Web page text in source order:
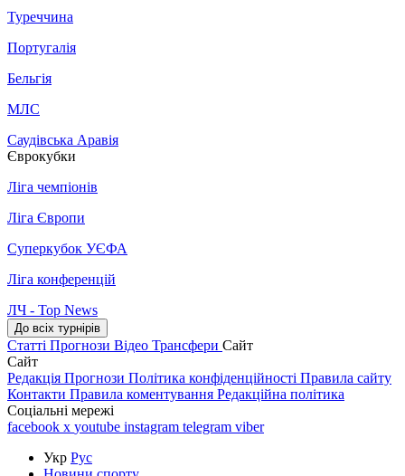
Туреччина
Португалія
Бельгія
МЛС
Саудівська Аравія
Єврокубки
Ліга чемпіонів
Ліга Європи
Суперкубок УЄФА
Ліга конференцій
ЛЧ - Top News
До всіх турнірів
Статті Прогнози Відео Трансфери Сайт
Сайт
Редакція Прогнози Політика конфіденційності Правила сайту
Контакти Правила коментування Редакційна політика
Соціальні мережі
facebook x youtube instagram telegram viber
Укр Рус